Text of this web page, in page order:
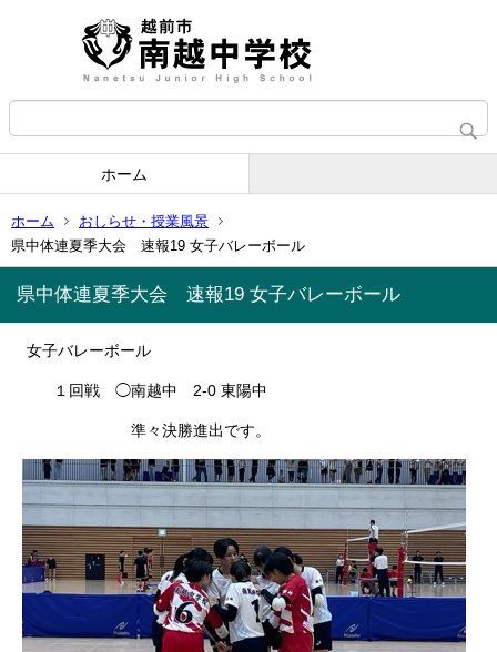
ホーム
ホーム
おしらせ・授業風景
県中体連夏季大会 速報19 女子バレーボール
県中体連夏季大会 速報19 女子バレーボール
女子バレーボール
１回戦 ◯南越中 2-0 東陽中
準々決勝進出です。